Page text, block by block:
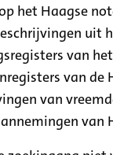
het Haagse
uit
van
van de
van
van